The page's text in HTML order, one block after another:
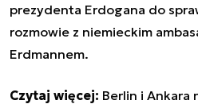
prezydenta Erdogana do
rozmowie z niemieckim
Erdmannem.
Czytaj więcej: Berlin i Ankara